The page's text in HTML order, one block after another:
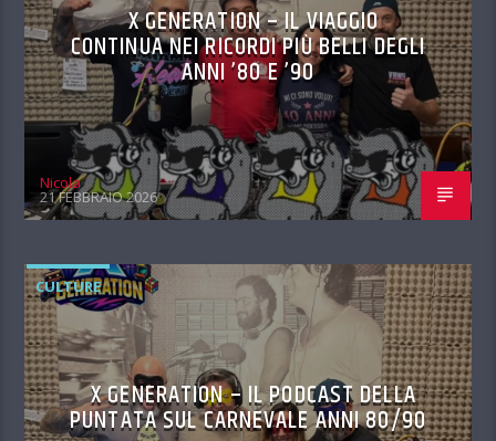
X GENERATION – IL VIAGGIO
CONTINUA NEI RICORDI PIÙ BELLI DEGLI
ANNI ’80 E ’90
Nicola
21 FEBBRAIO 2026
CULTURE
X GENERATION – IL PODCAST DELLA
PUNTATA SUL CARNEVALE ANNI 80/90